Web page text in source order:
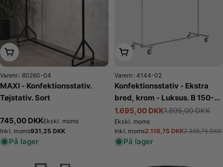
Læg i kurv
Varenr.: 80260-04
MAXI - Konfektionsstativ.
Tøjstativ. Sort
Normalpris
745,00 DKKEkskl. moms
Inkl. momsNormalpris
931,25 DKK
På lager
Læg i kurv
Varenr.: 4144-02
Konfektionsstativ - Ekstra
bred, krom - Luksus. B 150-
210(bøjleudtræk) x H130-200
cm.
Tilbudspris
1.695,00 DKK
Normalpris 1.895,00 DKK
Ekskl. moms
Inkl. momsTilbudspris
2.118,75 DKK
Normalpris2.368,75 DKK
På lager